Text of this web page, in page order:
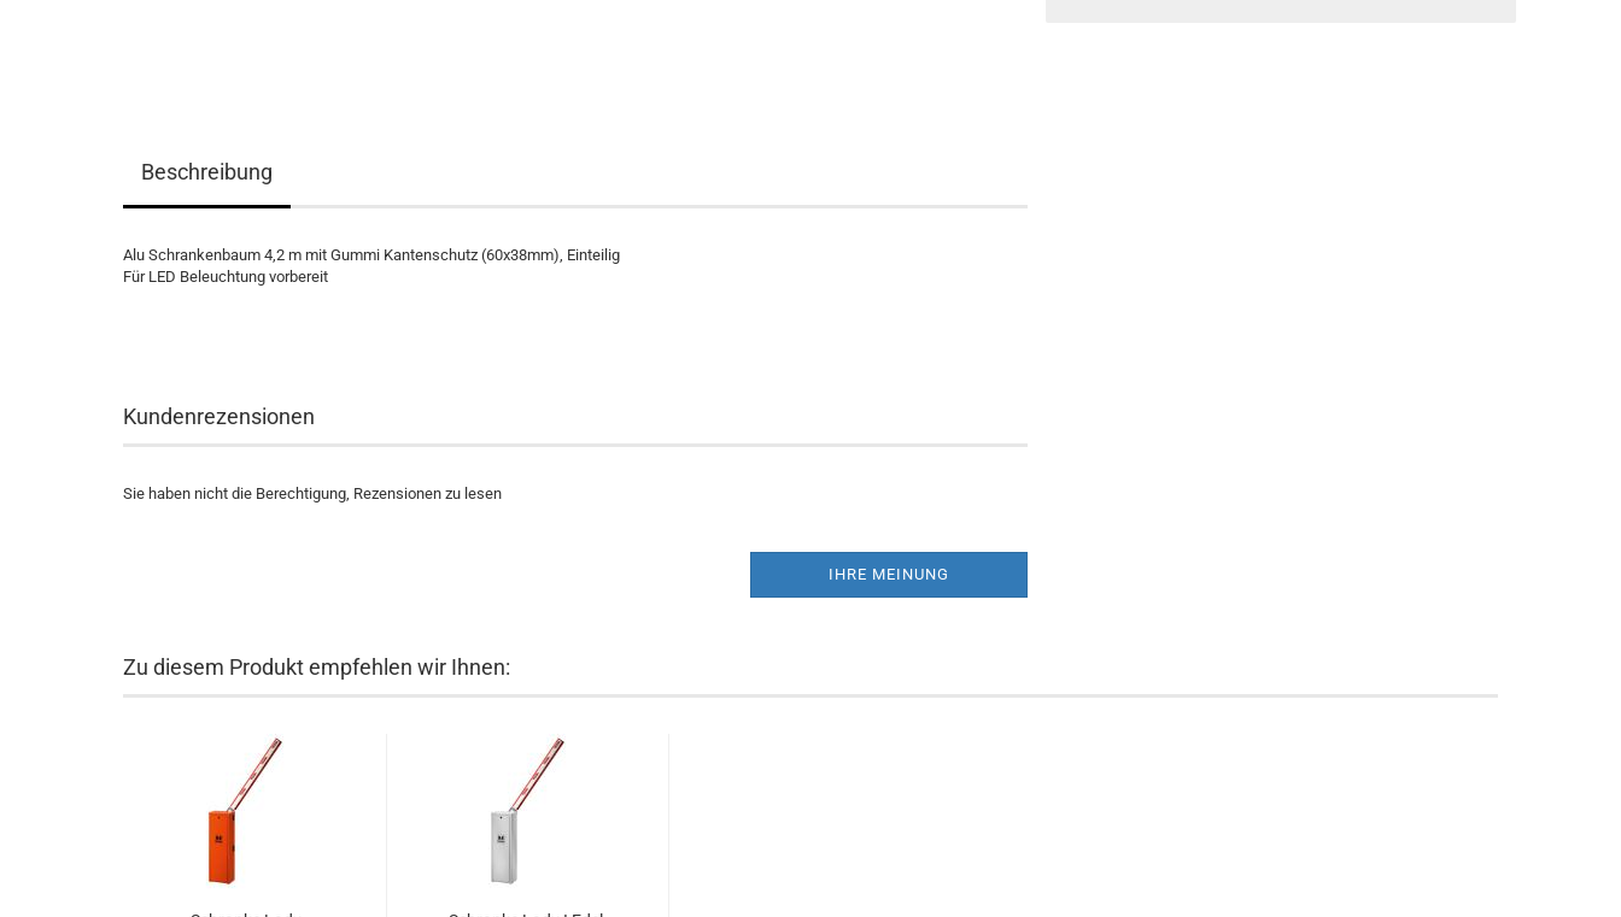
Beschreibung
Alu Schrankenbaum 4,2 m mit Gummi Kantenschutz (60x38mm), Einteilig
Für LED Beleuchtung vorbereit
Kundenrezensionen
Sie haben nicht die Berechtigung, Rezensionen zu lesen
IHRE MEINUNG
Zu diesem Produkt empfehlen wir Ihnen: